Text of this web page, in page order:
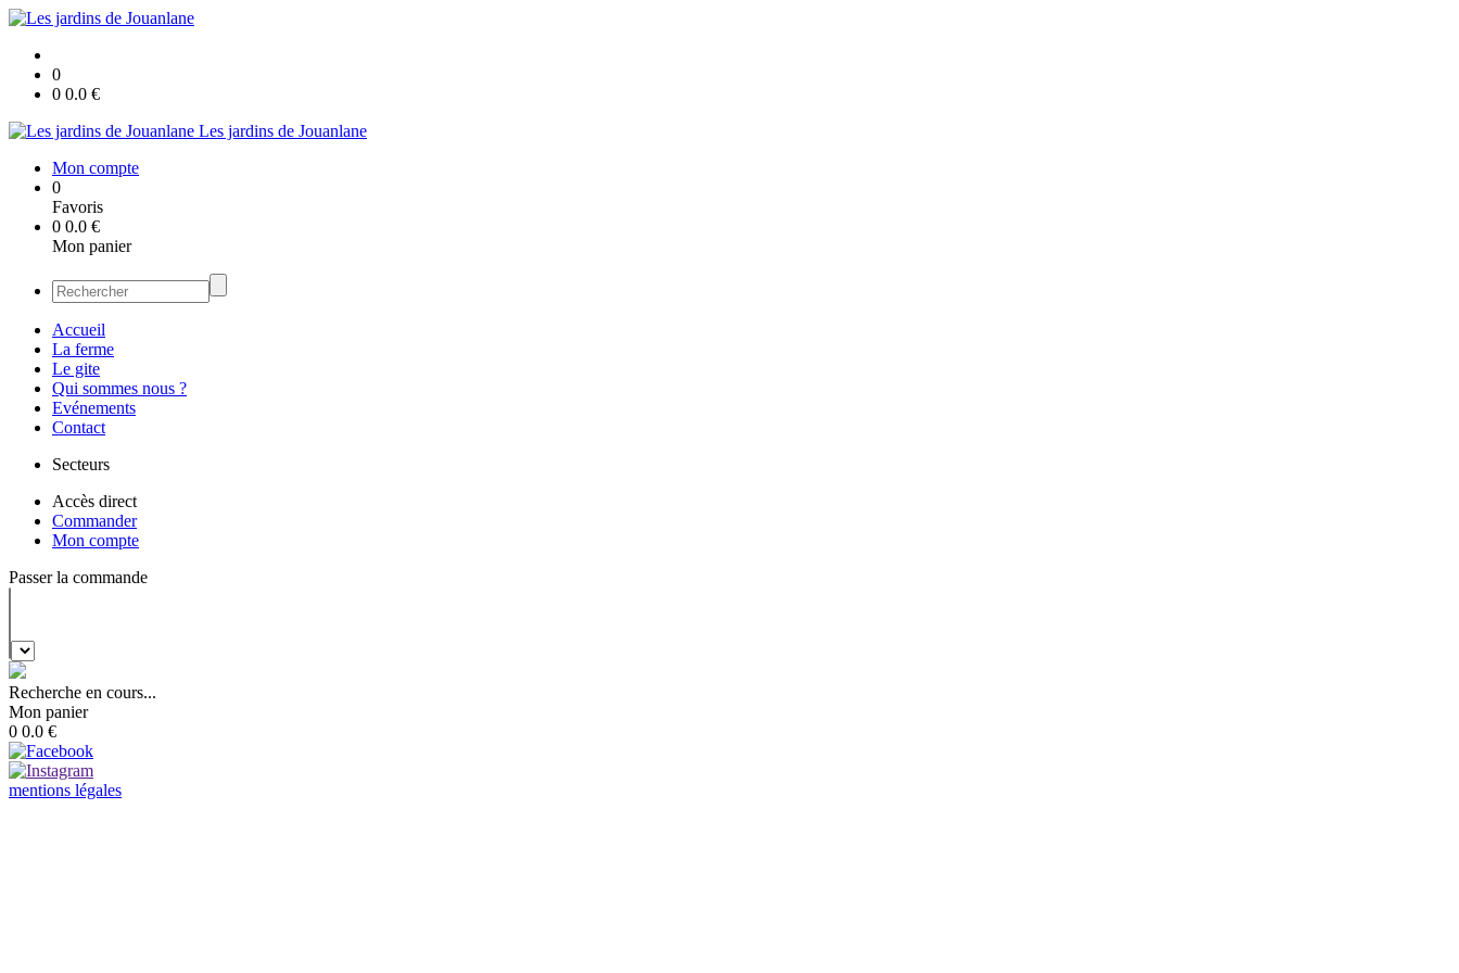
0
0 0.0 €
Les jardins de Jouanlane
Mon compte
0
Favoris
0 0.0 €
Mon panier
Accueil
La ferme
Le gite
Qui sommes nous ?
Evénements
Contact
Secteurs
Accès direct
Commander
Mon compte
Passer la commande
Recherche en cours...
Mon panier
0 0.0 €
mentions légales